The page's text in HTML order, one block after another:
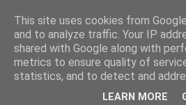
Au bistro !
La connerie étant le seul chemin
entrevoir une parcelle de vérité,
de communication efficaces. Le
This site uses cookies from
and to analyze traffic. Your IP
shared with Google along with
metrics to ensure quality of
statistics, and to detect and
LEARN MORE